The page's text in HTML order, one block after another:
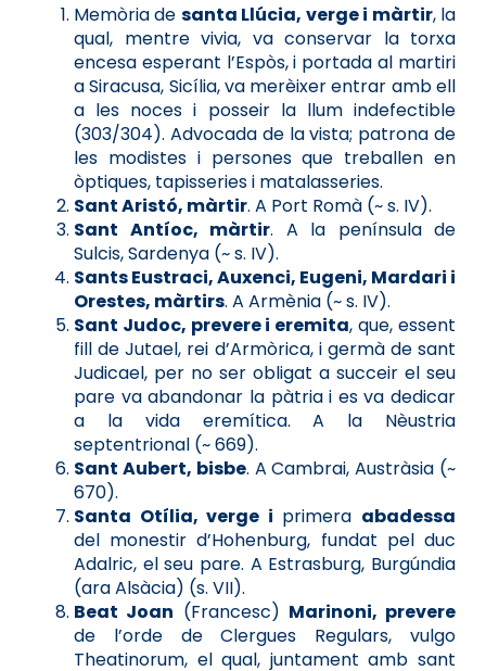
Memòria de santa Llúcia, verge i màrtir, la
qual, mentre vivia, va conservar la torxa
encesa esperant l’Espòs, i portada al martiri
a Siracusa, Sicília, va merèixer entrar amb ell
a les noces i posseir la llum indefectible
(303/304). Advocada de la vista; patrona de
les modistes i persones que treballen en
òptiques, tapisseries i matalasseries.
Sant Aristó, màrtir. A Port Romà (~ s. IV).
Sant Antíoc, màrtir. A la península de
Sulcis, Sardenya (~ s. IV).
Sants Eustraci, Auxenci, Eugeni, Mardari i
Orestes, màrtirs. A Armènia (~ s. IV).
Sant Judoc, prevere i eremita, que, essent
fill de Jutael, rei d’Armòrica, i germà de sant
Judicael, per no ser obligat a succeir el seu
pare va abandonar la pàtria i es va dedicar
a la vida eremítica. A la Nèustria
septentrional (~ 669).
Sant Aubert, bisbe. A Cambrai, Austràsia (~
670).
Santa Otília, verge i primera abadessa
del monestir d’Hohenburg, fundat pel duc
Adalric, el seu pare. A Estrasburg, Burgúndia
(ara Alsàcia) (s. VII).
Beat Joan (Francesc) Marinoni, prevere
de l’orde de Clergues Regulars, vulgo
Theatinorum, el qual, juntament amb sant